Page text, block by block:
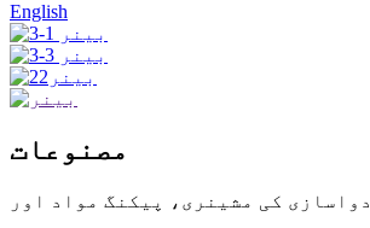
English
مصنوعات
دواسازی کی مشینری، پیکنگ مواد اور